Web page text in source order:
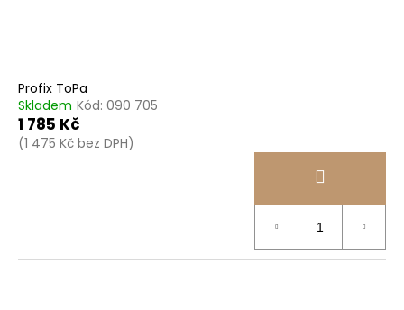
Profix ToPa
Skladem Kód: 090 705
1 785 Kč
(1 475 Kč bez DPH)